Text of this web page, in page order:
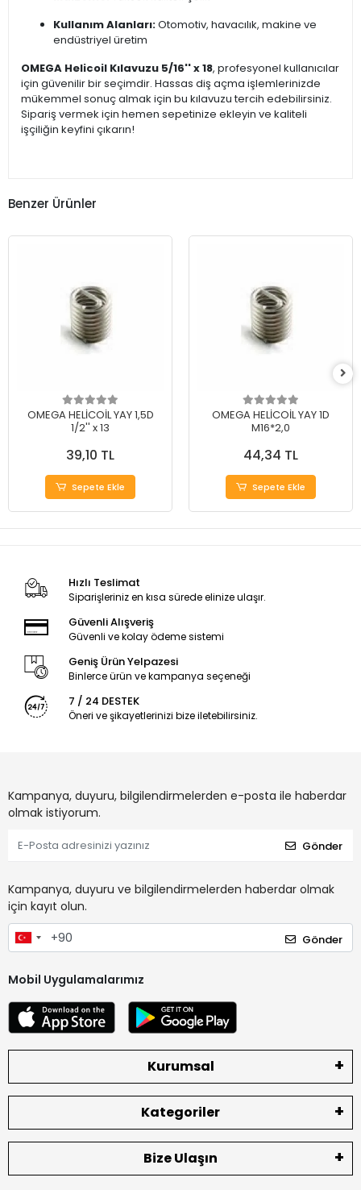
Kullanım Alanları:Otomotiv, havacılık, makine ve
endüstriyel üretim
OMEGA Helicoil Kılavuzu 5/16'' x 18, profesyonel kullanıcılar
için güvenilir bir seçimdir. Hassas diş açma işlemlerinizde
mükemmel sonuç almak için bu kılavuzu tercih edebilirsiniz.
Sipariş vermek için hemen sepetinize ekleyin ve kaliteli
işçiliğin keyfini çıkarın!
Benzer Ürünler
OMEGA HELİCOİL YAY 1,5D
1/2'' x 13
39,10 TL
Sepete Ekle
OMEGA HELİCOİL YAY 1D
M16*2,0
44,34 TL
Sepete Ekle
Hızlı Teslimat
Siparişleriniz en kısa sürede elinize ulaşır.
Güvenli Alışveriş
Güvenli ve kolay ödeme sistemi
Geniş Ürün Yelpazesi
Binlerce ürün ve kampanya seçeneği
7 / 24 DESTEK
Öneri ve şikayetlerinizi bize iletebilirsiniz.
Kampanya, duyuru, bilgilendirmelerden e-posta ile haberdar
olmak istiyorum.
Gönder
Kampanya, duyuru ve bilgilendirmelerden haberdar olmak
için kayıt olun.
Gönder
Mobil Uygulamalarımız
Kurumsal
Kategoriler
Bize Ulaşın